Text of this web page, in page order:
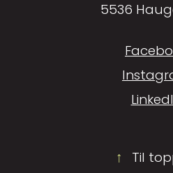
5536
↑ Til